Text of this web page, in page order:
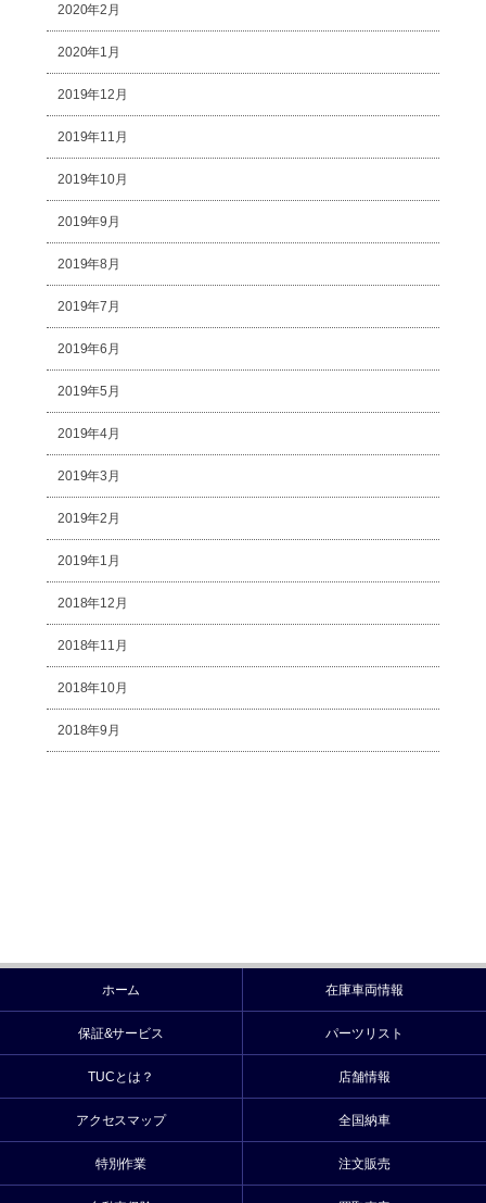
2020年2月
2020年1月
2019年12月
2019年11月
2019年10月
2019年9月
2019年8月
2019年7月
2019年6月
2019年5月
2019年4月
2019年3月
2019年2月
2019年1月
2018年12月
2018年11月
2018年10月
2018年9月
ホーム 在庫車両情報
保証&サービス パーツリスト
TUCとは？ 店舗情報
アクセスマップ 全国納車
特別作業 注文販売